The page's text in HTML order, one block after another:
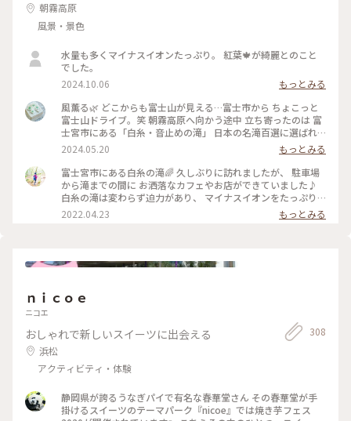
朝霧高原
風景・景色
水量も多くマイナスイオンたっぷり。 紅葉🍁が綺麗とのこと
でした。
2024.10.06
もっとみる
風薫る🌿 どこからも富士山が見える…富士市から ちょこっと
富士山ドライブ。笑 朝霧高原へ向かう途中 立ち寄ったのは 富
士宮市にある「白糸・音止めの滝」 日本の名滝百選に選ばれ
国の名勝・天然記念物に指定の「白糸の滝」。 そのほとんど
が富士山の湧水で 高さ20メートル、幅150メートルの 湾曲し
た絶壁から流れ落ちる姿は… 白糸のような 女性的な美しさと
優しい景観。 初夏の陽気の日… ひんやりと マイナスイオンた
っぷりの 心も体もリフレッシュのひとときに。 #風薫る#富士
宮市#白糸の滝#音止めの滝#富士山の湧水#美しい滝#音止めの
滝（4枚目）#マイナスイオン#富士山日和#ドライブ日和#美し
2024.05.20
もっとみる
富士宮市にある白糸の滝🌈 久しぶりに訪れましたが、 駐車場
から滝までの間に お洒落なカフェやお店ができていました♪
白糸の滝は変わらず迫力があり、 マイナスイオンをたっぷり
浴びることができました(⁎˃ᴗ˂⁎) 汗ばむ季節には最高ですね！
なかなか出かけられなかったからこそ、 この景色も当たり前
自然#絶景#春風さんぽ
2022.04.23 もっとみる
ｎｉｃｏｅ
ニコエ
おしゃれで新しいスイーツに出会える
浜松
アクティビティ・体験
308
静岡県が誇るうなぎパイで有名な春華堂さん その春華堂が手
掛けるスイーツのテーマパーク『nicoe』では焼き芋フェス